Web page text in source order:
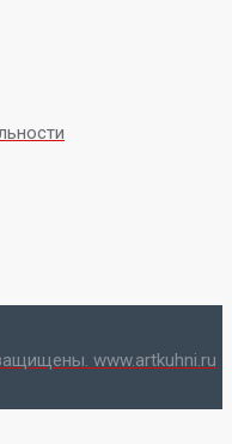
www.artkuhni.ru